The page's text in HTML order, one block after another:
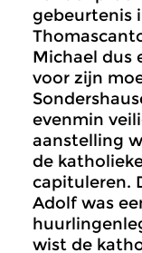
gebeurtenis
Michael dus
voor zijn
evenmin
aanstelling
de
capituleren.
Adolf was
wist de